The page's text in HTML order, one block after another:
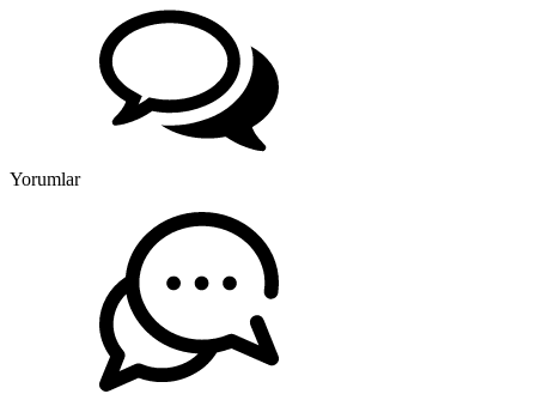
Yorumlar